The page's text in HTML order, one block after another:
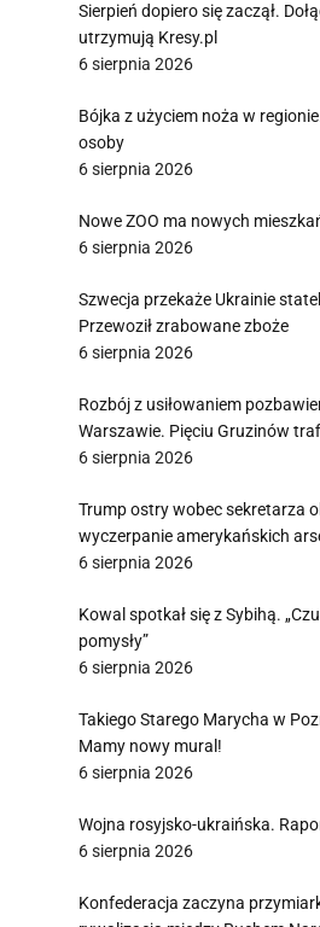
Sierpień dopiero się zaczął.
utrzymują Kresy.pl
6 sierpnia 2026
Bójka z użyciem noża w
osoby
6 sierpnia 2026
Nowe ZOO ma nowych
6 sierpnia 2026
Szwecja przekaże Ukrainie
Przewoził zrabowane zboże
6 sierpnia 2026
Rozbój z usiłowaniem
Warszawie. Pięciu Gruzinów
6 sierpnia 2026
Trump ostry wobec sekretarza
wyczerpanie amerykańskich
6 sierpnia 2026
Kowal spotkał się z Sybihą.
pomysły”
6 sierpnia 2026
Takiego Starego Marycha w
Mamy nowy mural!
6 sierpnia 2026
Wojna rosyjsko-ukraińska.
6 sierpnia 2026
Konfederacja zaczyna